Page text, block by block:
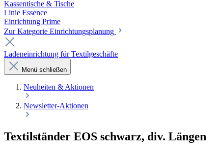
Kassentische & Tische
Linie Essence
Einrichtung Prime
Zur Kategorie Einrichtungsplanung
Ladeneinrichtung für Textilgeschäfte
Menü schließen
Neuheiten & Aktionen
Newsletter-Aktionen
Textilständer EOS schwarz, div. Längen